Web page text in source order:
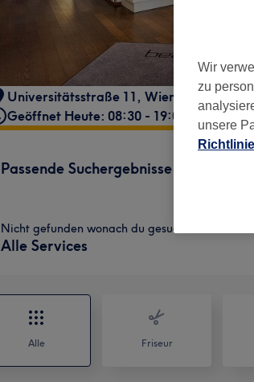
Universitätsstraße 11 , Wien, 1. Bezirk,
Geöffnet Heute: 08:30 - 19:00
Passende Suchergebnisse
Nicht gefunden wonach du gesucht hast?
Alle Services
Alle Friseur
Wir
zu
unsere